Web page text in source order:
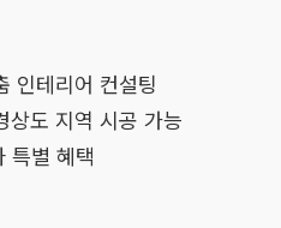
인테리어 컨설팅
도 지역 시공 가능
특별 혜택